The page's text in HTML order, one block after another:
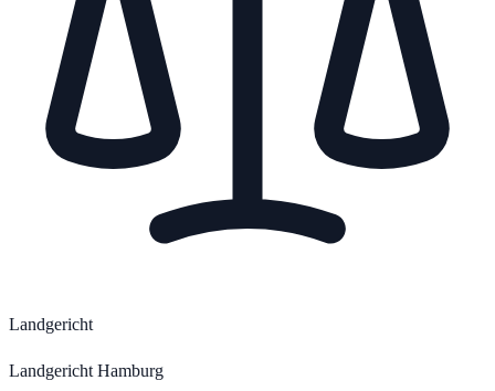
Landgericht
Landgericht Hamburg